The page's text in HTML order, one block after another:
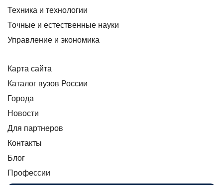
Техника и технологии
Точные и естественные науки
Управление и экономика
Карта сайта
Каталог вузов России
Города
Новости
Для партнеров
Контакты
Блог
Профессии